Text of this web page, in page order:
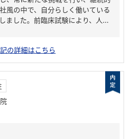
風の中で、自分らしく働いている
ました。前臨床試験により、人...
の詳細はこちら